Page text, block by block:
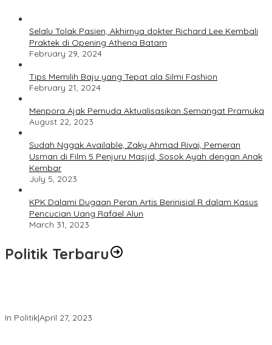
Selalu Tolak Pasien, Akhirnya dokter Richard Lee Kembali
Praktek di Opening Athena Batam
February 29, 2024
Tips Memilih Baju yang Tepat ala Silmi Fashion
February 21, 2024
Menpora Ajak Pemuda Aktualisasikan Semangat Pramuka
August 22, 2023
Sudah Nggak Available, Zaky Ahmad Rivai, Pemeran
Usman di Film 5 Penjuru Masjid, Sosok Ayah dengan Anak
Kembar
July 5, 2023
KPK Dalami Dugaan Peran Artis Berinisial R dalam Kasus
Pencucian Uang Rafael Alun
March 31, 2023
Politik Terbaru
In Politik|April 27, 2023